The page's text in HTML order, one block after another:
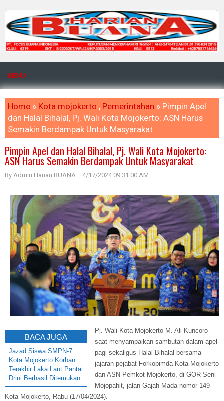
MENU
Home » Kota mojokerto , Pemerintahan » Pimpin Apel
dan Halal Bihalal, Pj. Wali Kota Mojokerto: ASN Harus
Semakin Berdampak Untuk Masyarakat
Pimpin Apel dan Halal Bihalal, Pj. Wali Kota Mojokerto:
ASN Harus Semakin Berdampak Untuk Masyarakat
By Admin Harian BUANA 4/17/2024 09:31:00 AM
BACA JUGA
Jazad Siswa SMPN-7
Kota Mojokerto Korban
Terakhir Laka Laut Pantai
Drini Berhasil Ditemukan
Pj. Wali Kota Mojokerto M. Ali Kuncoro
saat menyampaikan sambutan dalam apel
pagi sekaligus Halal Bihalal bersama
jajaran pejabat Forkopimda Kota Mojokerto
dan ASN Pemkot Mojokerto, di GOR Seni
Mojopahit, jalan Gajah Mada nomor 149
Kota Mojokerto, Rabu (17/04/2024).